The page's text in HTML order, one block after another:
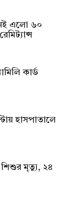
এলো ৬০
কার্ড
হাসপাতালে
মৃত্যু, ২৪